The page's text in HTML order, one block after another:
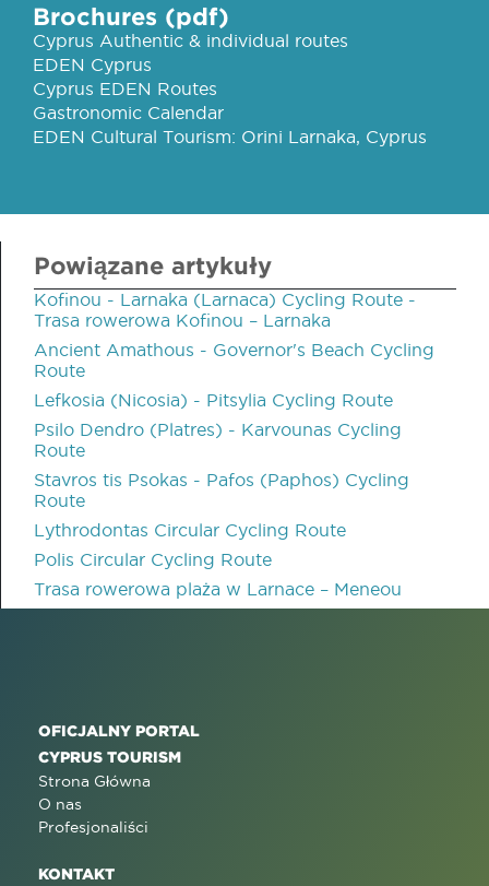
Brochures (pdf)
Cyprus Authentic & individual routes
EDEN Cyprus
Cyprus EDEN Routes
Gastronomic Calendar
EDEN Cultural Tourism: Orini Larnaka, Cyprus
Powiązane artykuły
Kofinou - Larnaka (Larnaca) Cycling Route -
Trasa rowerowa Kofinou – Larnaka
Ancient Amathous - Governor's Beach Cycling
Route
Lefkosia (Nicosia) - Pitsylia Cycling Route
Psilo Dendro (Platres) - Karvounas Cycling
Route
Stavros tis Psokas - Pafos (Paphos) Cycling
Route
Lythrodontas Circular Cycling Route
Polis Circular Cycling Route
Trasa rowerowa plaża w Larnace – Meneou
OFICJALNY PORTAL
CYPRUS TOURISM
Strona Główna
O nas
Profesjonaliści
KONTAKT